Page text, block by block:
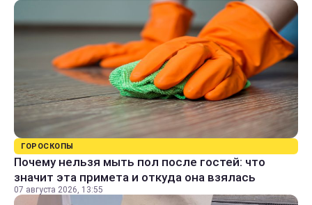
ГОРОСКОПЫ
Почему нельзя мыть пол после гостей: что
значит эта примета и откуда она взялась
07 августа 2026, 13:55